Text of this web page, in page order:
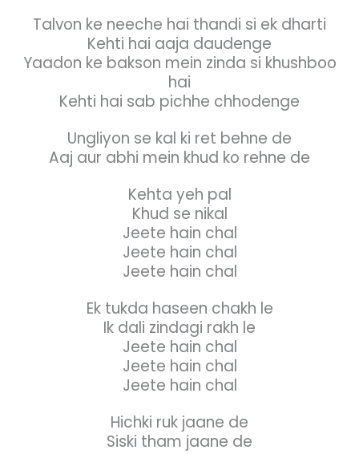
Talvon ke neeche hai thandi si ek dharti
Kehti hai aaja daudenge
Yaadon ke bakson mein zinda si khushboo
hai
Kehti hai sab pichhe chhodenge
Ungliyon se kal ki ret behne de
Aaj aur abhi mein khud ko rehne de
Kehta yeh pal
Khud se nikal
Jeete hain chal
Jeete hain chal
Jeete hain chal
Ek tukda haseen chakh le
Ik dali zindagi rakh le
Jeete hain chal
Jeete hain chal
Jeete hain chal
Hichki ruk jaane de
Siski tham jaane de